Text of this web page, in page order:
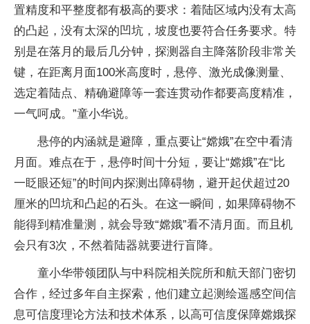
置精度和平整度都有极高的要求：着陆区域内没有太高
的凸起，没有太深的凹坑，坡度也要符合任务要求。特
别是在落月的最后几分钟，探测器自主降落阶段非常关
键，在距离月面100米高度时，悬停、激光成像测量、
选定着陆点、精确避障等一套连贯动作都要高度精准，
一气呵成。”童小华说。
悬停的内涵就是避障，重点要让“嫦娥”在空中看清
月面。难点在于，悬停时间十分短，要让“嫦娥”在“比
一眨眼还短”的时间内探测出障碍物，避开起伏超过20
厘米的凹坑和凸起的石头。在这一瞬间，如果障碍物不
能得到精准量测，就会导致“嫦娥”看不清月面。而且机
会只有3次，不然着陆器就要进行盲降。
童小华带领团队与中科院相关院所和航天部门密切
合作，经过多年自主探索，他们建立起测绘遥感空间信
息可信度理论方法和技术体系，以高可信度保障嫦娥探